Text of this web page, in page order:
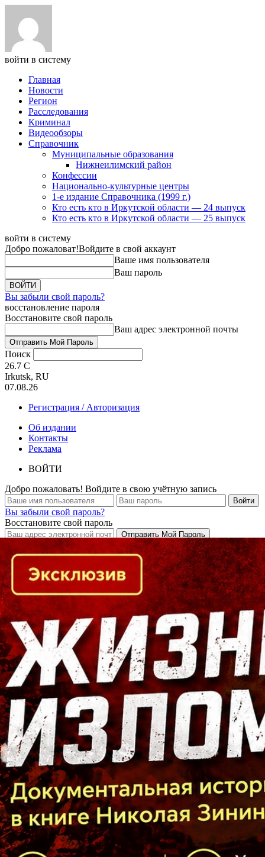
войти в систему
Главная
Новости
Регион
Расследования
Криминал
Видеообзоры
Справочник
Муниципальные образования
Нижнеилимский район
Конфессии
Национально-культурные центры
1-е издание Справочника (1999 г.)
Кто есть кто в Иркутской области — 24 выпуск
Кто есть кто в Иркутской области — 25 выпуск
войти в систему
Добро пожаловат!Войдите в свой аккаунт
Ваше имя пользователя
Ваш пароль
Вы забыли свой пароль?
восстановление пароля
Восстановите свой пароль
Ваш адрес электронной почты
Поиск
26.7 C
Irkutsk, RU
07.08.26
Регистрация / Авторизация
Об издании
Контакты
Реклама
ВОЙТИ
Добро пожаловать! Войдите в свою учётную запись
Вы забыли свой пароль?
Восстановите свой пароль
Кто есть кто в Байкальском регионе